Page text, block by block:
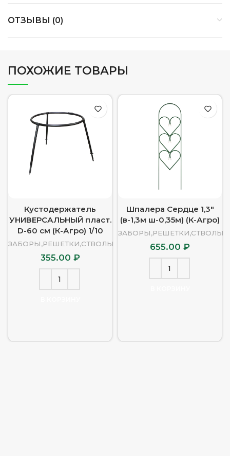
ОТЗЫВЫ (0)
ПОХОЖИЕ ТОВАРЫ
Кустодержатель
УНИВЕРСАЛЬНЫЙ пласт.
D-60 см (К-Агро) 1/10
ЗАБОРЫ,РЕШЕТКИ,СТВОЛЫ
355.00 ₽
Шпалера Сердце 1,3″
(в-1,3м ш-0,35м) (К-Агро)
ЗАБОРЫ,РЕШЕТКИ,СТВОЛЫ
655.00 ₽